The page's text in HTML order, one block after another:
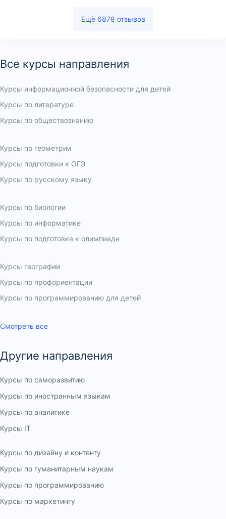
Ещё 6878 отзывов
Все курсы направления
Курсы информационной безопасности для детей
Курсы по литературе
Курсы по обществознанию
Курсы по геометрии
Курсы подготовки к ОГЭ
Курсы по русскому языку
Курсы по биологии
Курсы по информатике
Курсы по подготовке к олимпиаде
Курсы географии
Курсы по профориентации
Курсы по программированию для детей
Смотреть все
Другие направления
Курсы по саморазвитию
Курсы по иностранным языкам
Курсы по аналитике
Курсы IT
Курсы по дизайну и контенту
Курсы по гуманитарным наукам
Курсы по программированию
Курсы по маркетингу